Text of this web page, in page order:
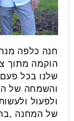
חנה כלפה
הוקמה מתוך
שלנו בכל
והשמחה של
ולפעול
של המחנה